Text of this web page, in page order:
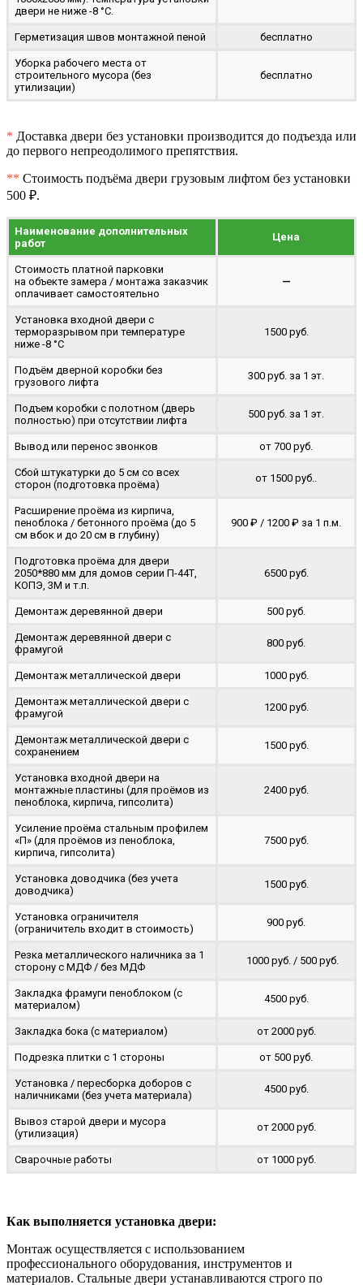
двери не ниже -8 °C.
Герметизация швов монтажной пеной бесплатно
Уборка рабочего места от
строительного мусора (без
утилизации)
бесплатно
* Доставка двери без установки производится до подъезда или
до первого непреодолимого препятствия.
** Стоимость подъёма двери грузовым лифтом без установки
500 ₽.
Наименование дополнительных
работ
Цена
Стоимость платной парковки
на объекте замера / монтажа заказчик
оплачивает самостоятельно
—
Установка входной двери с
терморазрывом при температуре
ниже -8 °C
1500 руб.
Подъём дверной коробки без
грузового лифта
300 руб. за 1 эт.
Подъем коробки с полотном (дверь
полностью) при отсутствии лифта
500 руб. за 1 эт.
Вывод или перенос звонков от 700 руб.
Сбой штукатурки до 5 см со всех
сторон (подготовка проёма)
от 1500 руб..
Расширение проёма из кирпича,
пеноблока / бетонного проёма (до 5
cм вбок и до 20 см в глубину)
900 ₽ / 1200 ₽ за 1 п.м.
Подготовка проёма для двери
2050*880 мм для домов серии П-44Т,
КОПЭ, 3М и т.п.
6500 руб.
Демонтаж деревянной двери 500 руб.
Демонтаж деревянной двери с
фрамугой
800 руб.
Демонтаж металлической двери 1000 руб.
Демонтаж металлической двери с
фрамугой
1200 руб.
Демонтаж металлической двери с
сохранением
1500 руб.
Установка входной двери на
монтажные пластины (для проёмов из
пеноблока, кирпича, гипсолита)
2400 руб.
Усиление проёма стальным профилем
«П» (для проёмов из пеноблока,
кирпича, гипсолита)
7500 руб.
Установка доводчика (без учета
доводчика)
1500 руб.
Установка ограничителя
(ограничитель входит в стоимость)
900 руб.
Резка металлического наличника за 1
сторону с МДФ / без МДФ
1000 руб. / 500 руб.
Закладка фрамуги пеноблоком (с
материалом)
4500 руб.
Закладка бока (с материалом) от 2000 руб.
Подрезка плитки с 1 стороны от 500 руб.
Установка / пересборка доборов с
наличниками (без учета материала)
4500 руб.
Вывоз старой двери и мусора
(утилизация)
от 2000 руб.
Сварочные работы от 1000 руб.
Как выполняется установка двери:
Монтаж осуществляется с использованием
профессионального оборудования, инструментов и
материалов. Стальные двери устанавливаются строго по